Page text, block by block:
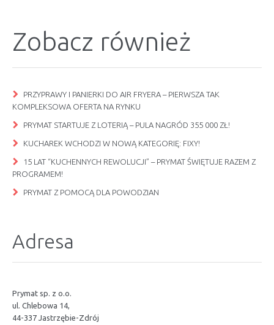
Zobacz również
PRZYPRAWY I PANIERKI DO AIR FRYERA – PIERWSZA TAK
KOMPLEKSOWA OFERTA NA RYNKU
PRYMAT STARTUJE Z LOTERIĄ – PULA NAGRÓD 355 000 ZŁ!
KUCHAREK WCHODZI W NOWĄ KATEGORIĘ: FIXY!
15 LAT “KUCHENNYCH REWOLUCJI” – PRYMAT ŚWIĘTUJE RAZEM Z
PROGRAMEM!
PRYMAT Z POMOCĄ DLA POWODZIAN
Adresa
Prymat sp. z o.o.
ul. Chlebowa 14,
44-337 Jastrzębie-Zdrój